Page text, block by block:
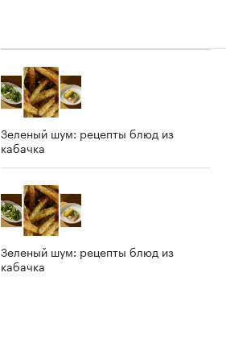
Зеленый шум: рецепты блюд из
кабачка
Зеленый шум: рецепты блюд из
кабачка